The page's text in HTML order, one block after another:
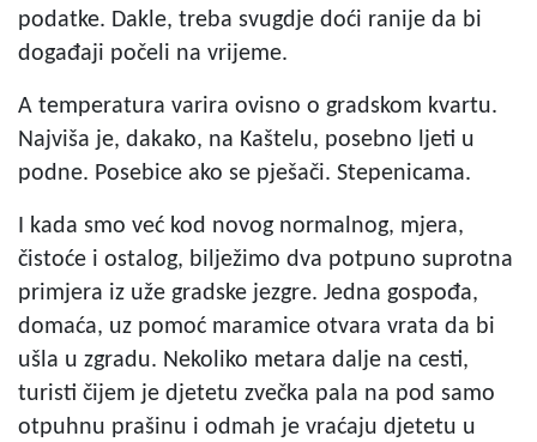
podatke. Dakle, treba svugdje doći ranije da bi
događaji počeli na vrijeme.
A temperatura varira ovisno o gradskom kvartu.
Najviša je, dakako, na Kaštelu, posebno ljeti u
podne. Posebice ako se pješači. Stepenicama.
I kada smo već kod novog normalnog, mjera,
čistoće i ostalog, bilježimo dva potpuno suprotna
primjera iz uže gradske jezgre. Jedna gospođa,
domaća, uz pomoć maramice otvara vrata da bi
ušla u zgradu. Nekoliko metara dalje na cesti,
turisti čijem je djetetu zvečka pala na pod samo
otpuhnu prašinu i odmah je vraćaju djetetu u